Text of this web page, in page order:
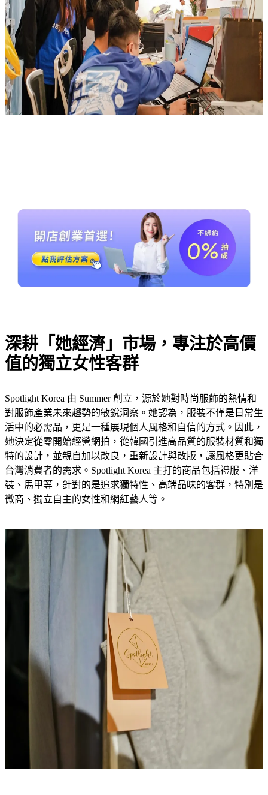
深耕「她經濟」市場，專注於高價
值的獨立女性客群
Spotlight Korea 由 Summer 創立，源於她對時尚服飾的熱情和
對服飾產業未來趨勢的敏銳洞察。她認為，服裝不僅是日常生
活中的必需品，更是一種展現個人風格和自信的方式。因此，
她決定從零開始經營網拍，從韓國引進高品質的服裝材質和獨
特的設計，並親自加以改良，重新設計與改版，讓風格更貼合
台灣消費者的需求。Spotlight Korea 主打的商品包括禮服、洋
裝、馬甲等，針對的是追求獨特性、高端品味的客群，特別是
微商、獨立自主的女性和網紅藝人等。